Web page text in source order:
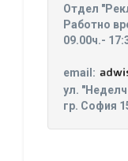
Отдел
Работно
09.00ч.-
email:
ул.
гр. София